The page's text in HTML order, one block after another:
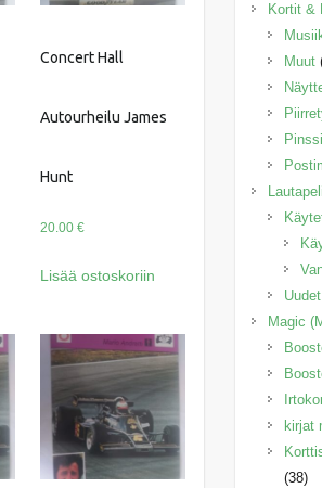
Concert Hall
Autourheilu James
Hunt
20.00€
Lisää ostoskoriin
Kortit &
Muut
Magic
kirjat
(38)